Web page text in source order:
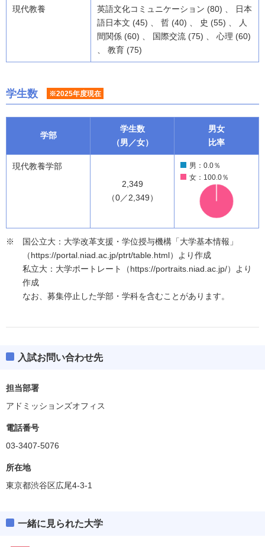
現代教養
英語文化コミュニケーション (80) 、 日本
語日本文 (45) 、 哲 (40) 、 史 (55) 、 人
間関係 (60) 、 国際交流 (75) 、 心理 (60)
、 教育 (75)
学生数 ※2025年度現在
学部
学生数
（男／女）
男女
比率
現代教養学部
2,349
（0／2,349）
男：0.0％
女：100.0％
国公立大：大学改革支援・学位授与機構「大学基本情報」
（https://portal.niad.ac.jp/ptrt/table.html）より作成
私立大：大学ポートレート（https://portraits.niad.ac.jp/）より
作成
なお、募集停止した学部・学科を含むことがあります。
入試お問い合わせ先
担当部署
アドミッションズオフィス
電話番号
03-3407-5076
所在地
東京都渋谷区広尾4-3-1
一緒に見られた大学